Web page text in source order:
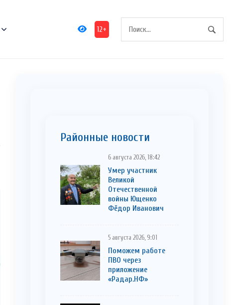
12+
Районные новости
6 августа 2026, 18:42
Умер участник
Великой
Отечественной
войны Ющенко
Фёдор Иванович
5 августа 2026, 9:01
Поможем работе
ПВО через
приложение
«Радар.НФ»